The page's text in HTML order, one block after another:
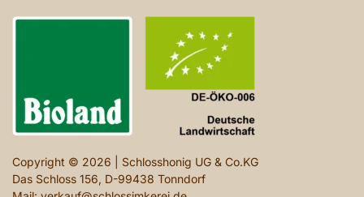
Copyright © 2026 | Schlosshonig UG & Co.KG
Das Schloss 156, D-99438 Tonndorf